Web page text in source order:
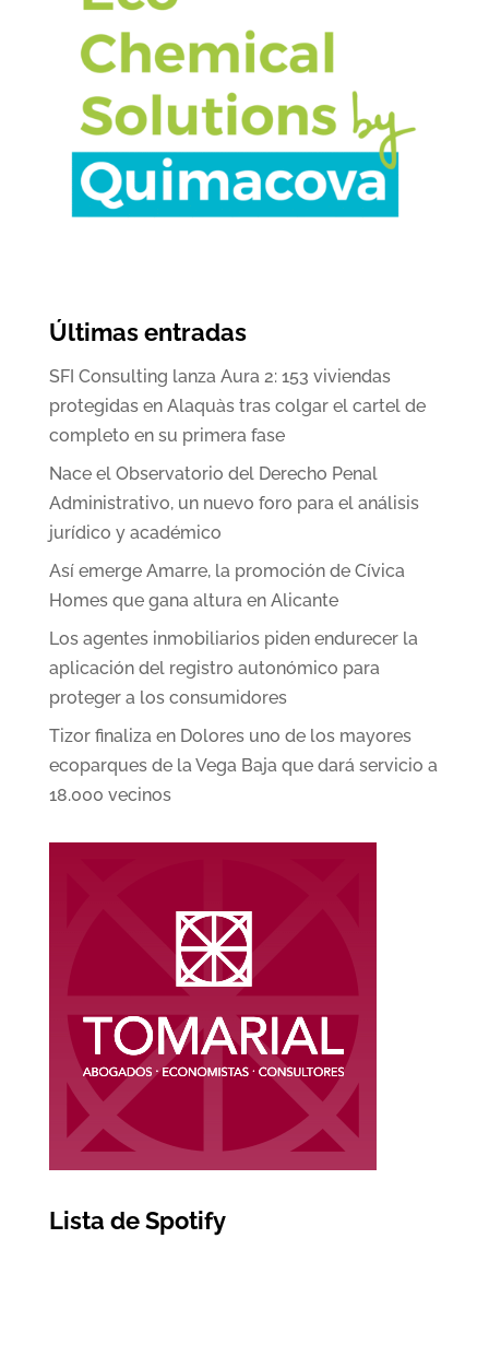
Últimas entradas
SFI Consulting lanza Aura 2: 153 viviendas
protegidas en Alaquàs tras colgar el cartel de
completo en su primera fase
Nace el Observatorio del Derecho Penal
Administrativo, un nuevo foro para el análisis
jurídico y académico
Así emerge Amarre, la promoción de Cívica
Homes que gana altura en Alicante
Los agentes inmobiliarios piden endurecer la
aplicación del registro autonómico para
proteger a los consumidores
Tizor finaliza en Dolores uno de los mayores
ecoparques de la Vega Baja que dará servicio a
18.000 vecinos
Lista de Spotify